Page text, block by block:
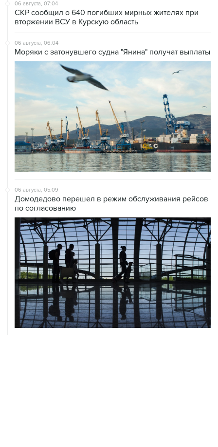
06 августа, 07:04
СКР сообщил о 640 погибших мирных жителях при
вторжении ВСУ в Курскую область
06 августа, 06:04
Моряки с затонувшего судна "Янина" получат выплаты
06 августа, 05:09
Домодедово перешел в режим обслуживания рейсов
по согласованию